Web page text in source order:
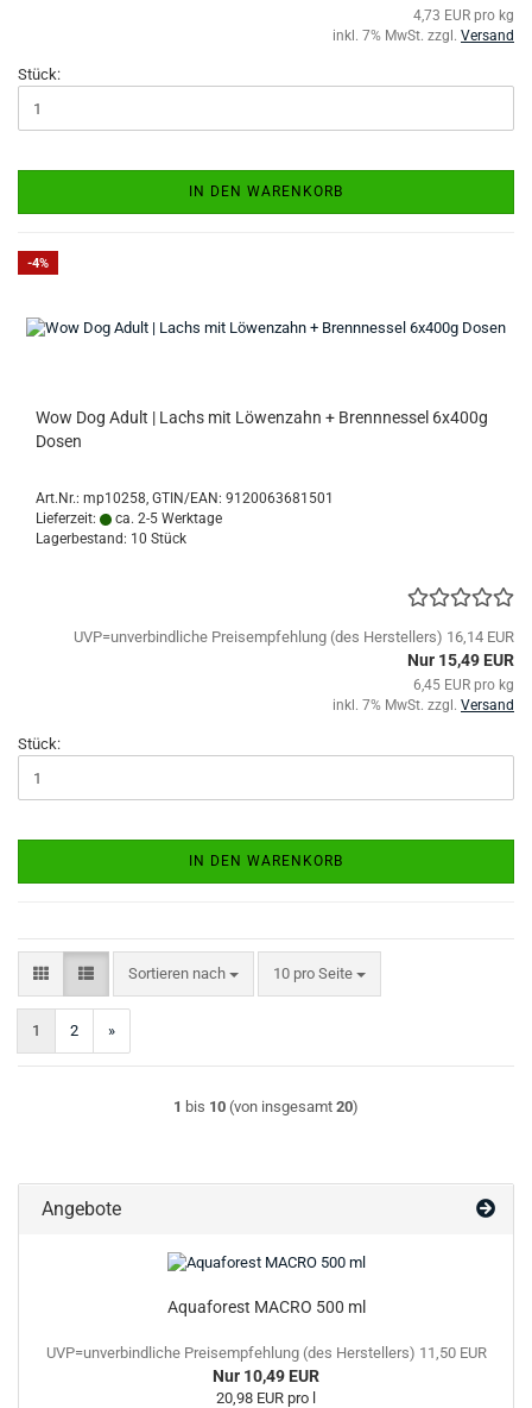
4,73 EUR pro kg
inkl. 7% MwSt. zzgl. Versand
Stück:
IN DEN WARENKORB
-4%
Wow Dog Adult | Lachs mit Löwenzahn + Brennnessel 6x400g
Dosen
Art.Nr.: mp10258 GTIN/EAN: 9120063681501
Lieferzeit:
ca. 2-5 Werktage
Lagerbestand: 10 Stück
UVP=unverbindliche Preisempfehlung (des Herstellers) 16,14 EUR
Nur 15,49 EUR
6,45 EUR pro kg
inkl. 7% MwSt. zzgl. Versand
Stück:
IN DEN WARENKORB
Sortieren nach
Sortieren nach 10 pro Seite
pro Seite
1 2 »
1 bis 10 (von insgesamt 20)
Angebote
Aquaforest MACRO 500 ml
UVP=unverbindliche Preisempfehlung (des Herstellers) 11,50 EUR
Nur 10,49 EUR
20,98 EUR pro l